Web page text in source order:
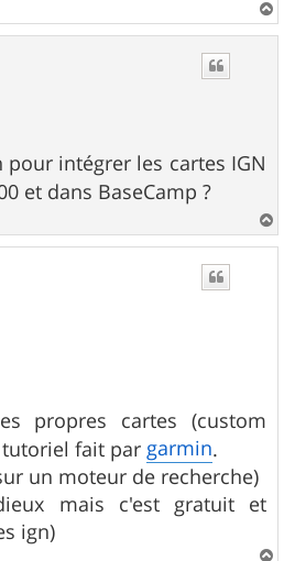
a
intégrer les cartes IGN
et dans BaseCamp ?
a
propres cartes (custom
fait par garmin.
un moteur de recherche)
mais c'est gratuit et
ign)